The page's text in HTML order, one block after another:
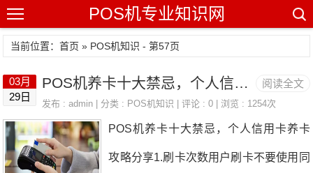
POS机专业知识网
当前位置：首页 » POS机知识 - 第57页
阅读全文
03月
29日
POS机养卡十大禁忌，个人信用卡养卡攻略分享
发布 : admin | 分类 : POS机知识 | 评论 : 0 | 浏览 : 1254次
POS机养卡十大禁忌，个人信用卡养卡
攻略分享1.刷卡次数用户刷卡不要使用同